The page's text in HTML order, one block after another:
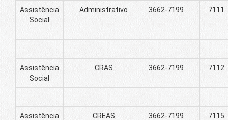
Assistência
Social
Administrativo 3662-7199 7111
Assistência
Social
CRAS 3662-7199 7112
Assistência
CREAS 3662-7199 7115